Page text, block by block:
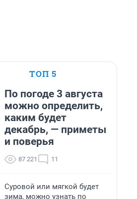
ТОП 5
По погоде 3 августа
можно определить,
каким будет
декабрь, — приметы
и поверья
87 221 11
Суровой или мягкой будет
зима, можно узнать по